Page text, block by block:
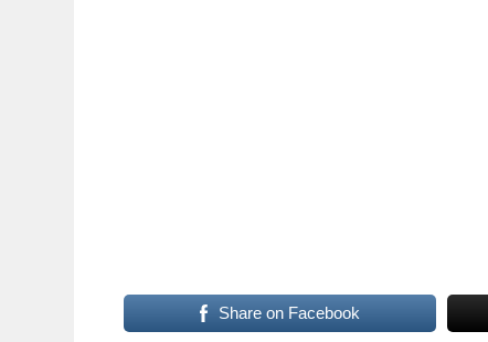
Share on Facebook